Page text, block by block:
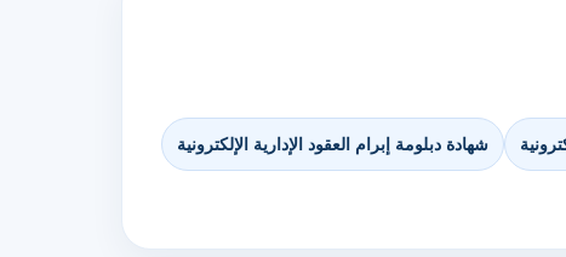
شهادة دبلومة إبرام العقود الإدارية الإلكترونية